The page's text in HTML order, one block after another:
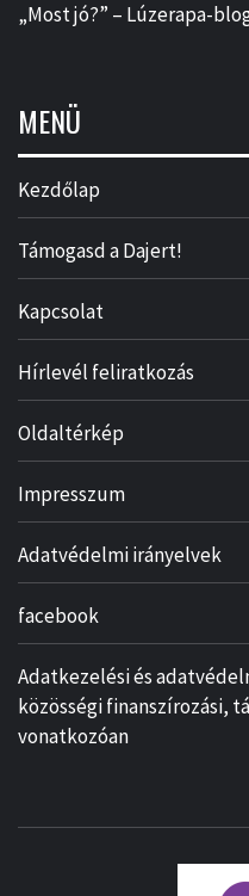
„Most jó?” – Lúzerapa-
MENÜ
Kezdőlap
Támogasd a Dajert!
Kapcsolat
Hírlevél feliratkozás
Oldaltérkép
Impresszum
Adatvédelmi irányelvek
facebook
Adatkezelési és
közösségi finanszírozási,
vonatkozóan